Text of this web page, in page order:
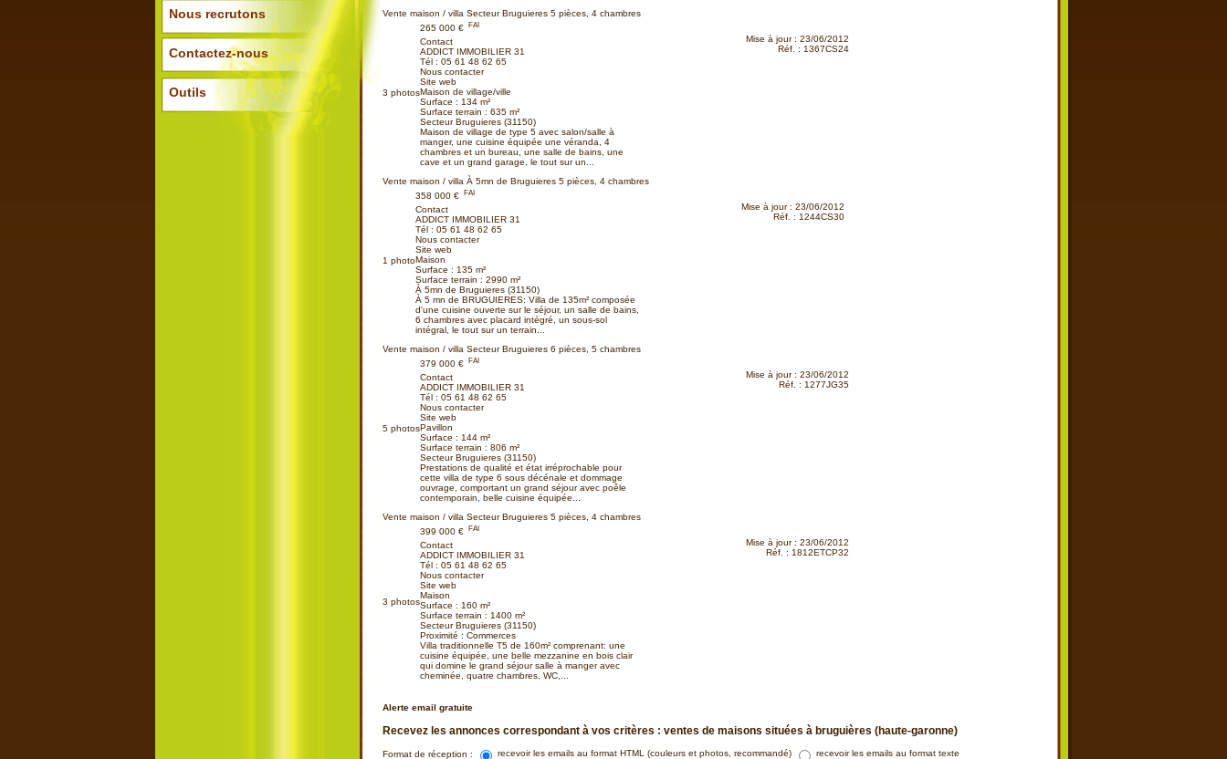
Nous recrutons
Contactez-nous
Outils
Vente maison / villa Secteur Bruguieres 5 pièces, 4 chambres
3 photos
265 000 € FAI
Mise à jour : 23/06/2012
Réf. : 1367CS24
Contact
ADDICT IMMOBILIER 31
Tél : 05 61 48 62 65
Nous contacter
Site web
Maison de village/ville
Surface : 134 m²
Surface terrain : 635 m²
Secteur Bruguieres (31150)
Maison de village de type 5 avec salon/salle à
manger, une cuisine équipée une véranda, 4
chambres et un bureau, une salle de bains, une
cave et un grand garage, le tout sur un...
Vente maison / villa À 5mn de Bruguieres 5 pièces, 4 chambres
1 photo
358 000 € FAI
Mise à jour : 23/06/2012
Réf. : 1244CS30
Contact
ADDICT IMMOBILIER 31
Tél : 05 61 48 62 65
Nous contacter
Site web
Maison
Surface : 135 m²
Surface terrain : 2990 m²
À 5mn de Bruguieres (31150)
À 5 mn de BRUGUIERES: Villa de 135m² composée
d'une cuisine ouverte sur le séjour, un salle de bains,
6 chambres avec placard intégré, un sous-sol
intégral, le tout sur un terrain...
Vente maison / villa Secteur Bruguieres 6 pièces, 5 chambres
5 photos
379 000 € FAI
Mise à jour : 23/06/2012
Réf. : 1277JG35
Contact
ADDICT IMMOBILIER 31
Tél : 05 61 48 62 65
Nous contacter
Site web
Pavillon
Surface : 144 m²
Surface terrain : 806 m²
Secteur Bruguieres (31150)
Prestations de qualité et état irréprochable pour
cette villa de type 6 sous décénale et dommage
ouvrage, comportant un grand séjour avec poêle
contemporain, belle cuisine équipée...
Vente maison / villa Secteur Bruguieres 5 pièces, 4 chambres
3 photos
399 000 € FAI
Mise à jour : 23/06/2012
Réf. : 1812ETCP32
Contact
ADDICT IMMOBILIER 31
Tél : 05 61 48 62 65
Nous contacter
Site web
Maison
Surface : 160 m²
Surface terrain : 1400 m²
Secteur Bruguieres (31150)
Proximité : Commerces
Villa traditionnelle T5 de 160m² comprenant: une
cuisine équipée, une belle mezzanine en bois clair
qui domine le grand séjour salle à manger avec
cheminée, quatre chambres, WC,...
Alerte email gratuite
Recevez les annonces correspondant à vos critères : ventes de maisons situées à bruguières (haute-garonne)
Format de réception : recevoir les emails au format HTML (couleurs et photos, recommandé) recevoir les emails au format texte